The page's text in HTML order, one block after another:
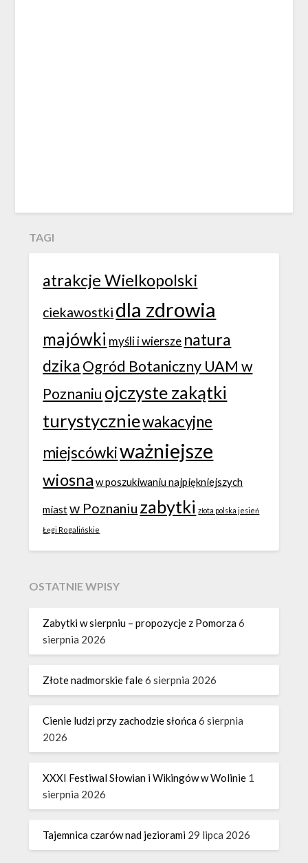
TAGI
atrakcje Wielkopolski
ciekawostki dla zdrowia
majówki myśli i wiersze natura
dzikaOgród Botaniczny UAM w
Poznaniu ojczyste zakątki
turystyczniewakacyjne
miejscówkiważniejsze
wiosna w poszukiwaniu najpiękniejszych
miastw Poznaniu zabytki złota polska jesień
Łęgi Rogalińskie
OSTATNIE WPISY
Zabytki w sierpniu – propozycje z Pomorza6
sierpnia 2026
Złote nadmorskie fale6 sierpnia 2026
Cienie ludzi przy zachodzie słońca6 sierpnia
2026
XXXI Festiwal Słowian i Wikingów w Wolinie 1
sierpnia 2026
Tajemnica czarów nad jeziorami 29 lipca 2026